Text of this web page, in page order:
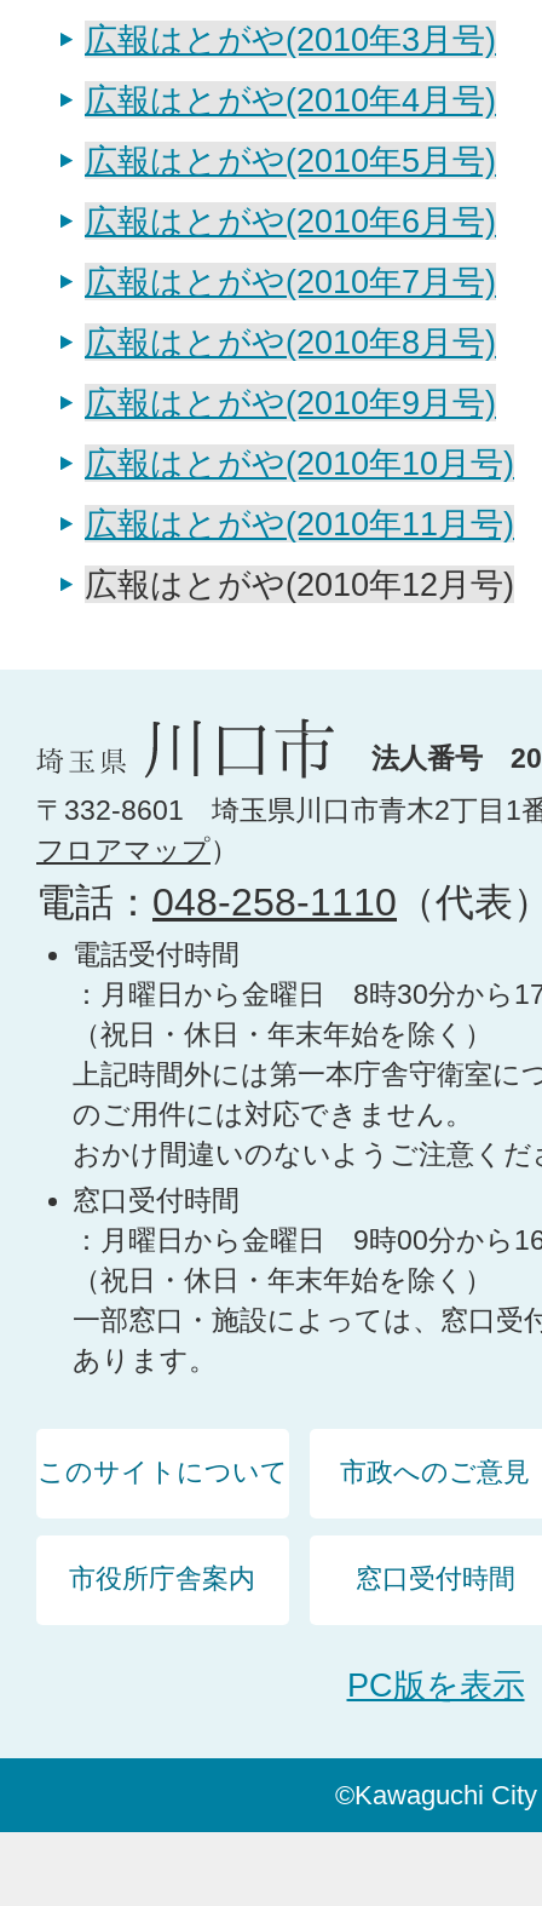
広報はとがや(2010年3月号)
広報はとがや(2010年4月号)
広報はとがや(2010年5月号)
広報はとがや(2010年6月号)
広報はとがや(2010年7月号)
広報はとがや(2010年8月号)
広報はとがや(2010年9月号)
広報はとがや(2010年10月号)
広報はとがや(2010年11月号)
広報はとがや(2010年12月号)
法人番号
〒332-8601 埼玉県川口市青木2丁目1
フロアマップ）
電話： 048-258-1110 （代表
電話受付時間
：月曜日から金曜日 8時30分から
（祝日・休日・年末年始を除く）
上記時間外には第一本庁舎守衛室に
のご用件には対応できません。
おかけ間違いのないようご注意くだ
窓口受付時間
：月曜日から金曜日 9時00分から
（祝日・休日・年末年始を除く）
一部窓口・施設によっては、窓口受
あります。
このサイトについて 市政へのご意見
市役所庁舎案内 窓口受付時間
PC版を表示
©Kawaguchi City